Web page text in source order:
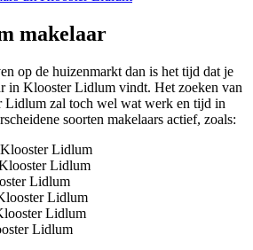
makelaar
op de huizenmarkt dan is het tijd dat je
in Klooster Lidlum vindt. Het zoeken van
Lidlum zal toch wel wat werk en tijd in
soorten makelaars actief, zoals:
Lidlum
Lidlum
Lidlum
Lidlum
Lidlum
Lidlum